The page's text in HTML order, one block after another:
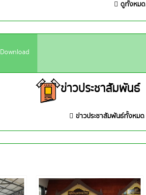
ดูทั้งหมด
Download
ข่าวประชาสัมพันธ์
ข่าวประชาสัมพันธ์ทั้งหมด